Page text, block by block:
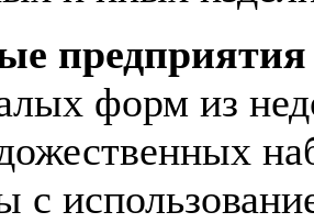
предприятия
форм из
с